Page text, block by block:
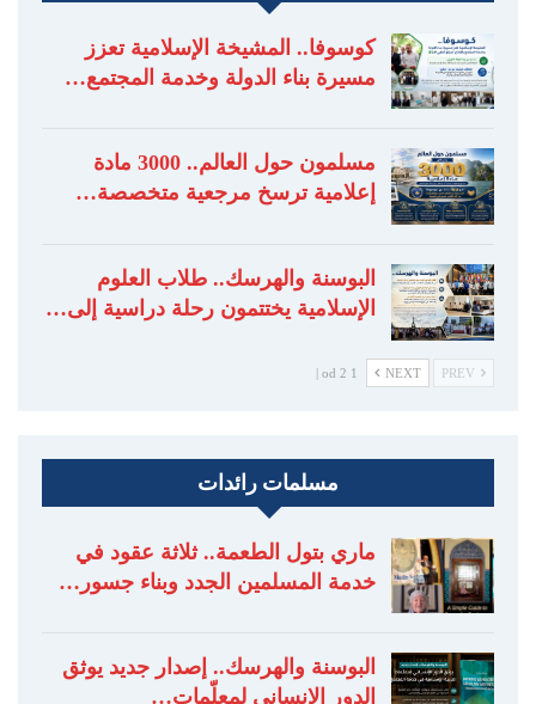
كوسوفا.. المشيخة الإسلامية تعزز
مسيرة بناء الدولة وخدمة المجتمع…
مسلمون حول العالم.. 3000 مادة
إعلامية ترسخ مرجعية متخصصة…
البوسنة والهرسك.. طلاب العلوم
الإسلامية يختتمون رحلة دراسية إلى…
NEXT
1 od 2 |
مسلمات رائدات
ماري بتول الطعمة.. ثلاثة عقود في
خدمة المسلمين الجدد وبناء جسور…
البوسنة والهرسك.. إصدار جديد يوثق
الدور الإنساني لمعلّمات…